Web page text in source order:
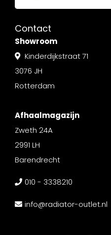
Contact
Showroom
Kinderdijkstraat 71
3076 JH
Rotterdam
Afhaalmagazijn
Zweth 24A
2991 LH
Barendrecht
010 - 3338210
info@radiator-outlet.nl